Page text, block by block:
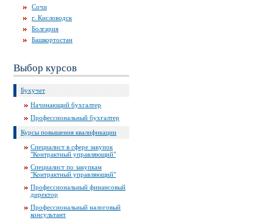
Сочи
г. Кисловодск
Болгария
Башкортостан
Выбор курсов
Бухучет
Начинающий бухгалтер
Профессиональный бухгалтер
Курсы повышения квалификации
Специалист в сфере закупок
"Контрактный управляющий"
Специалист по закупкам
"Контрактный управляющий"
Профессиональный финансовый
директор
Профессиональный налоговый
консультант